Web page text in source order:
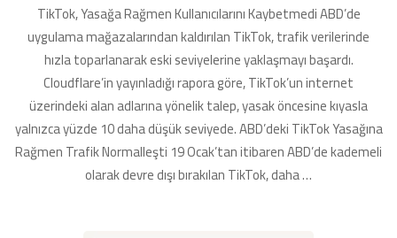
Zamlandı:
Kullanıcılar
Alternatiflere
Yöneliyor
için
TikTok, Yasağa Rağmen Kullanıcılarını Kaybetmedi ABD’de
uygulama mağazalarından kaldırılan TikTok, trafik verilerinde
hızla toparlanarak eski seviyelerine yaklaşmayı başardı.
Cloudflare’in yayınladığı rapora göre, TikTok’un internet
üzerindeki alan adlarına yönelik talep, yasak öncesine kıyasla
yalnızca yüzde 10 daha düşük seviyede. ABD’deki TikTok Yasağına
Rağmen Trafik Normalleşti 19 Ocak’tan itibaren ABD’de kademeli
olarak devre dışı bırakılan TikTok, daha …